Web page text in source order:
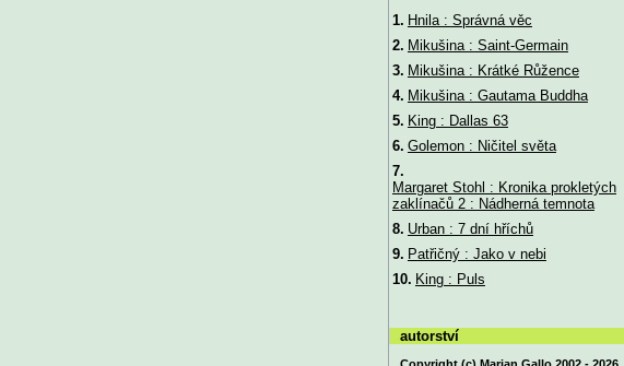
1. Hnila : Správná věc
2. Mikušina : Saint-Germain
3. Mikušina : Krátké Růžence
4. Mikušina : Gautama Buddha
5. King : Dallas 63
6. Golemon : Ničitel světa
7.
Margaret Stohl : Kronika prokletých
zaklínačů 2 : Nádherná temnota
8. Urban : 7 dní hříchů
9. Patřičný : Jako v nebi
10. King : Puls
autorství